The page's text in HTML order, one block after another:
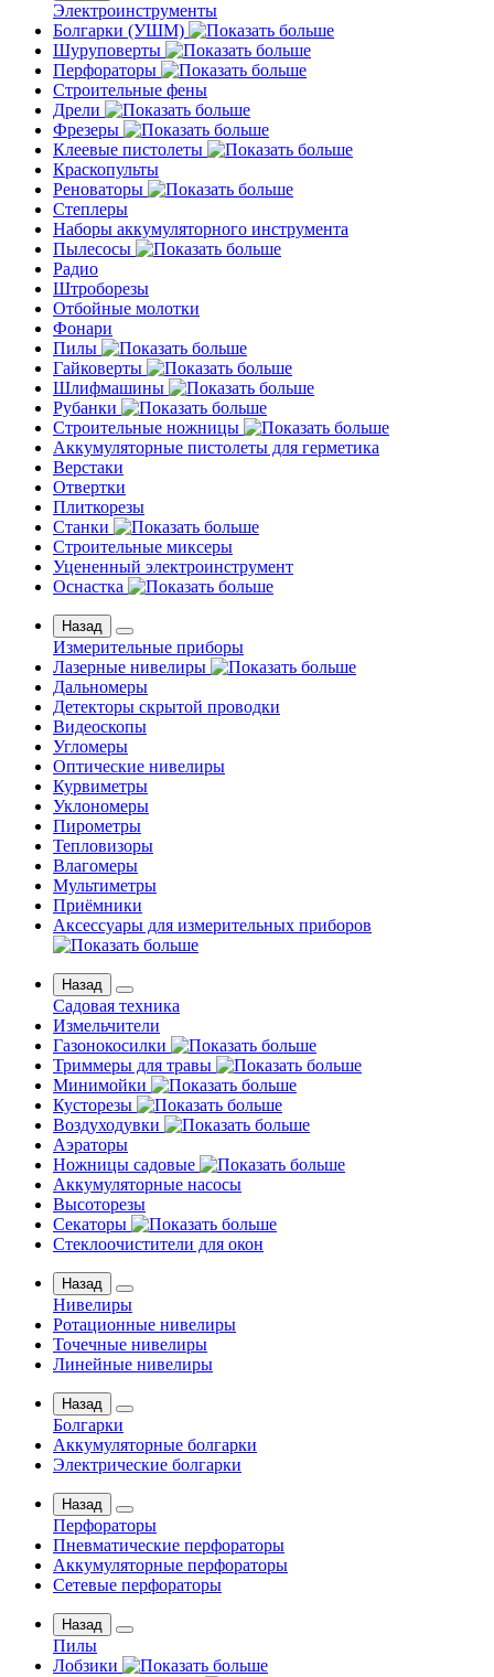
Электроинструменты
Болгарки (УШМ)
Шуруповерты
Перфораторы
Строительные фены
Дрели
Фрезеры
Клеевые пистолеты
Краскопульты
Реноваторы
Степлеры
Наборы аккумуляторного инструмента
Пылесосы
Радио
Штроборезы
Отбойные молотки
Фонари
Пилы
Гайковерты
Шлифмашины
Рубанки
Строительные ножницы
Аккумуляторные пистолеты для герметика
Верстаки
Отвертки
Плиткорезы
Станки
Строительные миксеры
Уцененный электроинструмент
Оснастка
Назад
Измерительные приборы
Лазерные нивелиры
Дальномеры
Детекторы скрытой проводки
Видеоскопы
Угломеры
Оптические нивелиры
Курвиметры
Уклономеры
Пирометры
Тепловизоры
Влагомеры
Мультиметры
Приёмники
Аксессуары для измерительных приборов
Назад
Садовая техника
Измельчители
Газонокосилки
Триммеры для травы
Минимойки
Кусторезы
Воздуходувки
Аэраторы
Ножницы садовые
Аккумуляторные насосы
Высоторезы
Секаторы
Стеклоочистители для окон
Назад
Нивелиры
Ротационные нивелиры
Точечные нивелиры
Линейные нивелиры
Назад
Болгарки
Аккумуляторные болгарки
Электрические болгарки
Назад
Перфораторы
Пневматические перфораторы
Аккумуляторные перфораторы
Сетевые перфораторы
Назад
Пилы
Лобзики